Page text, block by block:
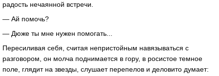
радость нечаянной встречи.
— Ай помочь?
— Дюже ты мне нужен помогать...
Пересиливая себя, считая непристойным навязываться с
разговором, он молча поднимается в гору, в росистое темное
поле, глядит на звезды, слушает перепелов и деловито думает: